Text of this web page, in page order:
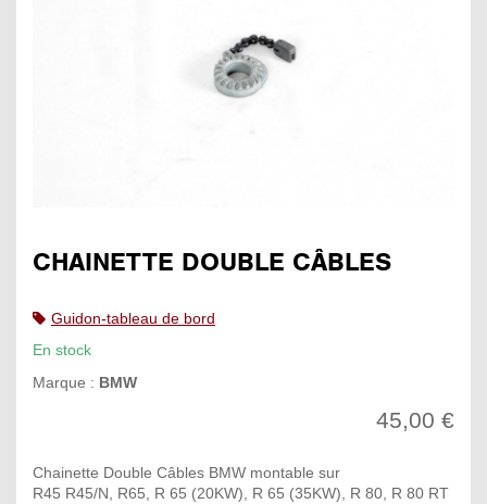
CHAINETTE DOUBLE CÂBLES
Guidon-tableau de bord
En stock
Marque : BMW
45,00 €
Chainette Double Câbles BMW montable sur
R45 R45/N, R65, R 65 (20KW), R 65 (35KW), R 80, R 80 RT